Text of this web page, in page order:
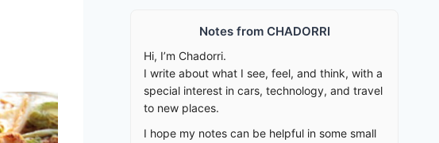
Notes from CHADORRI
Hi, I’m Chadorri.
I write about what I see, feel, and think, with a
special interest in cars, technology, and travel
to new places.
I hope my notes can be helpful in some small